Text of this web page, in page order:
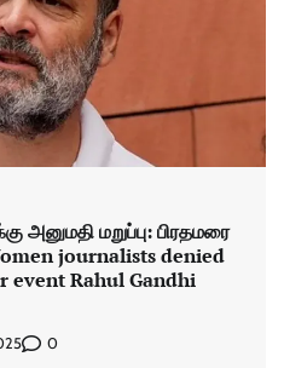
அனுமதி மறுப்பு: பிரதமரை
journalists denied
event Rahul Gandhi
0